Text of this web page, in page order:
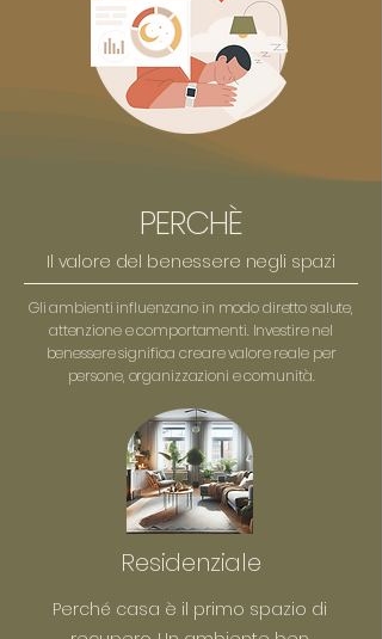
PERCHÈ
Il valore del benessere negli spazi
Gli ambienti influenzano in modo diretto salute,
attenzione e comportamenti. Investire nel
benessere significa creare valore reale per
persone, organizzazioni e comunità.
Residenziale
Perché casa è il primo spazio di